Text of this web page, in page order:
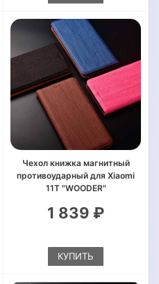
Чехол книжка магнитный
противоударный для Xiaomi
11T "WOODER"
1 839 ₽
КУПИТЬ